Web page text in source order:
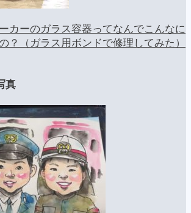
カーのガラス容器ってなんでこんなに
？（ガラス用ボンドで修理してみた）
真